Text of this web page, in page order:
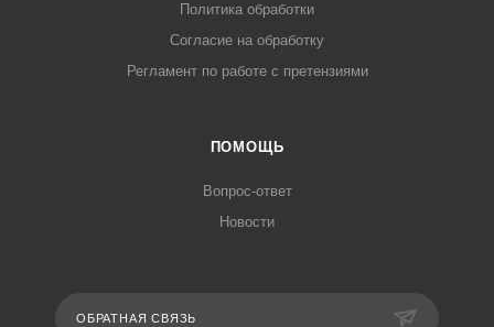
Политика обработки
Согласие на обработку
Регламент по работе с претензиями
ПОМОЩЬ
Вопрос-ответ
Новости
ОБРАТНАЯ СВЯЗЬ